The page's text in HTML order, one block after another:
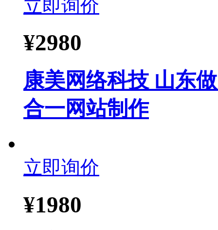
立即询价
¥2980
康美网络科技 山东
合一网站制作
立即询价
¥1980